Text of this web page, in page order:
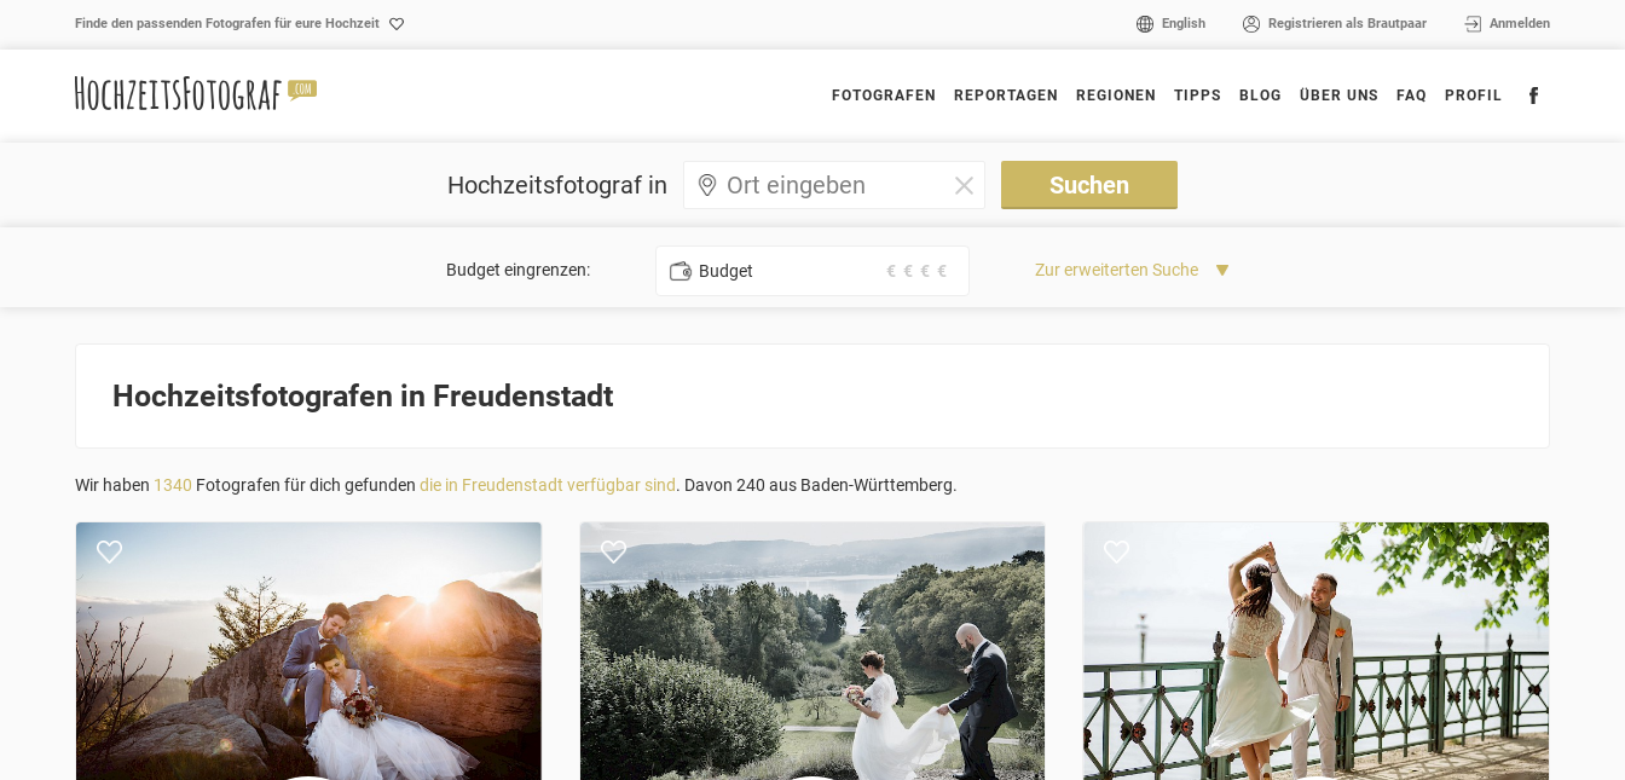
Finde den passenden Fotografen für eure Hochzeit English Registrieren als Brautpaar Anmelden
FOTOGRAFEN REPORTAGEN REGIONEN TIPPS BLOG ÜBER UNS FAQ PROFIL
Hochzeitsfotograf in
Budget eingrenzen: Budget € € € € Zur erweiterten Suche
Hochzeitsfotografen in Freudenstadt
Wir haben 1340 Fotografen für dich gefunden die in Freudenstadt verfügbar sind. Davon 240 aus Baden-Württemberg.